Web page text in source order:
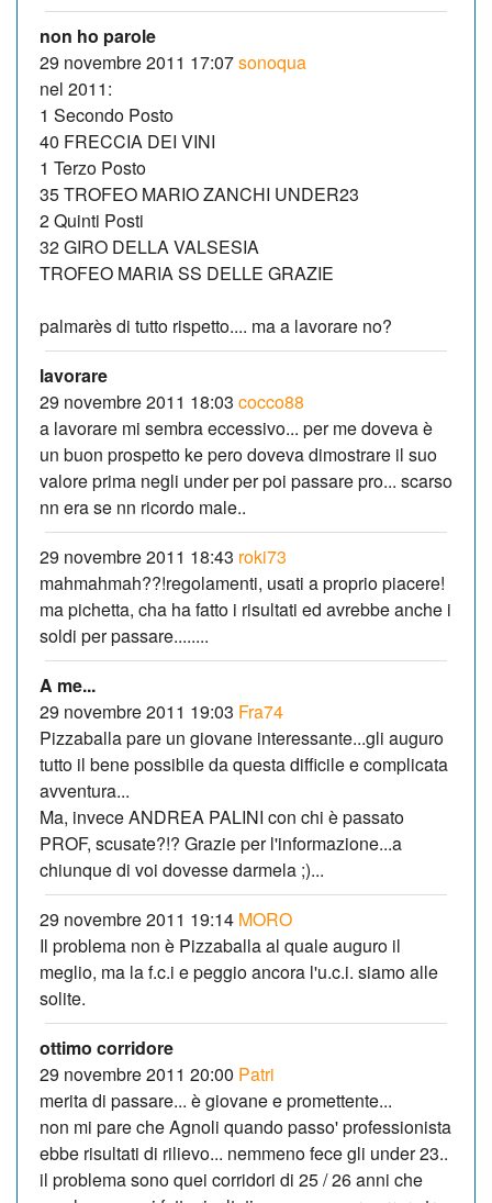
non ho parole
29 novembre 2011 17:07sonoqua
nel 2011:
1 Secondo Posto
40 FRECCIA DEI VINI
1 Terzo Posto
35 TROFEO MARIO ZANCHI UNDER23
2 Quinti Posti
32 GIRO DELLA VALSESIA
TROFEO MARIA SS DELLE GRAZIE
palmarès di tutto rispetto.... ma a lavorare no?
lavorare
29 novembre 2011 18:03 cocco88
a lavorare mi sembra eccessivo... per me doveva è
un buon prospetto ke pero doveva dimostrare il suo
valore prima negli under per poi passare pro... scarso
nn era se nn ricordo male..
29 novembre 2011 18:43 roki73
mahmahmah??!regolamenti, usati a proprio piacere!
ma pichetta, cha ha fatto i risultati ed avrebbe anche i
soldi per passare........
A me...
29 novembre 2011 19:03 Fra74
Pizzaballa pare un giovane interessante...gli auguro
tutto il bene possibile da questa difficile e complicata
avventura...
Ma, invece ANDREA PALINI con chi è passato
PROF, scusate?!? Grazie per l'informazione...a
chiunque di voi dovesse darmela ;)...
29 novembre 2011 19:14 MORO
Il problema non è Pizzaballa al quale auguro il
meglio, ma la f.c.i e peggio ancora l'u.c.i. siamo alle
solite.
ottimo corridore
29 novembre 2011 20:00 Patri
merita di passare... è giovane e promettente...
non mi pare che Agnoli quando passo' professionista
ebbe risultati di rilievo... nemmeno fece gli under 23..
il problema sono quei corridori di 25 / 26 anni che